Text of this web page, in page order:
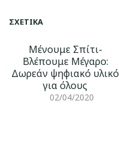
ΣΧΕΤΙΚΆ
Μένουμε Σπίτι-
Βλέπουμε Μέγαρο:
Δωρεάν ψηφιακό υλικό
για όλους
02/04/2020